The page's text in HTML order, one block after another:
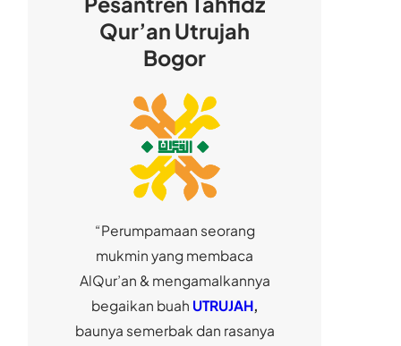
Qur’an Utrujah
Bogor
“Perumpamaan seorang
mukmin yang membaca
AlQur’an & mengamalkannya
begaikan buah UTRUJAH,
baunya semerbak dan rasanya